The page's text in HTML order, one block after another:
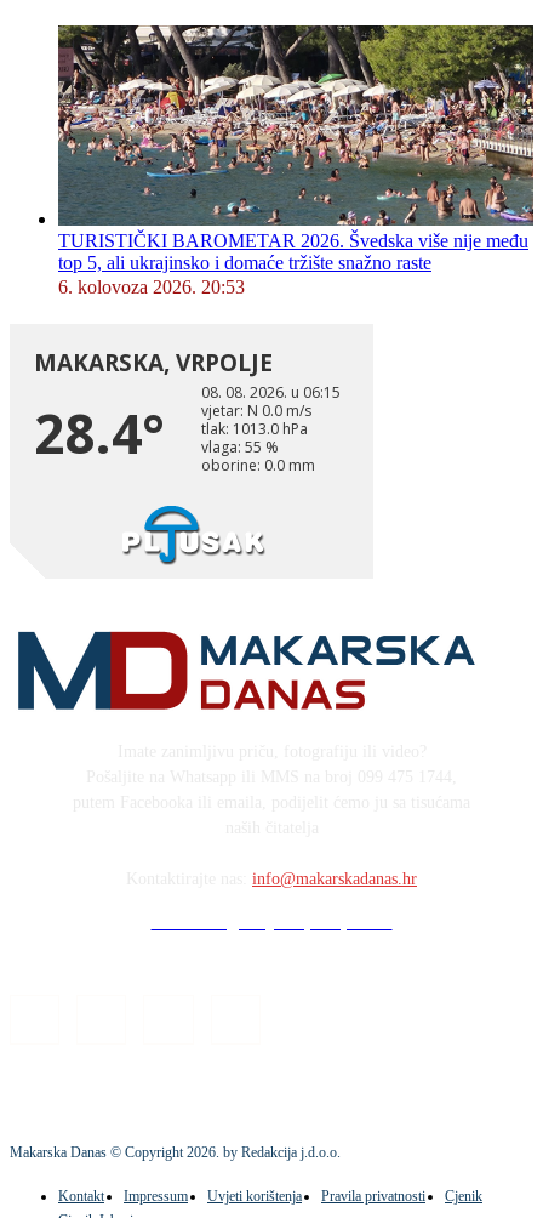
TURISTIČKI BAROMETAR 2026. Švedska više nije među
top 5, ali ukrajinsko i domaće tržište snažno raste
6. kolovoza 2026. 20:53
info@makarskadanas.hr
Makarska Danas © Copyright2026. by Redakcija j.d.o.o.
Kontakt Impressum Uvjeti korištenja Pravila privatnosti
Cjenik